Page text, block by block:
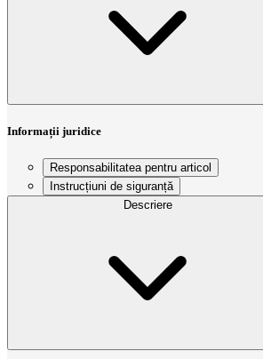
Informații juridice
Responsabilitatea pentru articol
Instrucțiuni de siguranță
Descriere